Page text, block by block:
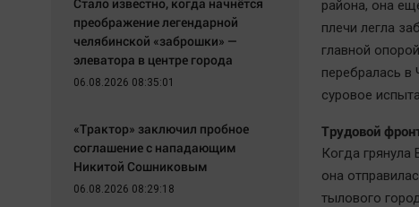
района, она
плечи легла
главной
перебралась в
суровое
Трудовой
Когда грянула
она
тылового
преображение легендарной
челябинской «заброшки» —
элеватора в центре города
06.08.2026 08:35:01
«Трактор» заключил пробное
соглашение с нападающим
Никитой Сошниковым
06.08.2026 08:29:18